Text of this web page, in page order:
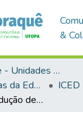
&
Campus Sede - Unidades Acadêmicas
Instituto de Ciências da Educação
Cartografia da produção de conhecimentos na/da Pan-Amazônia dos grupos de pesquisa PRAXIS UFOPA e UNIR, Volume 1.